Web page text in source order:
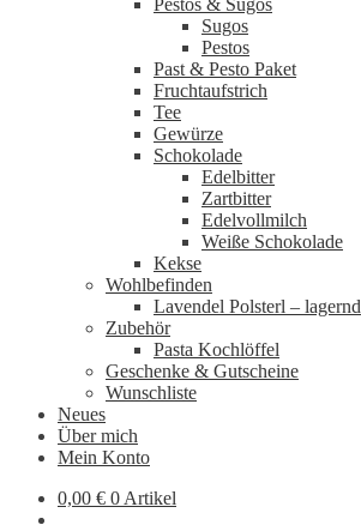
Pestos & Sugos
Sugos
Pestos
Past & Pesto Paket
Fruchtaufstrich
Tee
Gewürze
Schokolade
Edelbitter
Zartbitter
Edelvollmilch
Weiße Schokolade
Kekse
Wohlbefinden
Lavendel Polsterl – lagernd
Zubehör
Pasta Kochlöffel
Geschenke & Gutscheine
Wunschliste
Neues
Über mich
Mein Konto
0,00 € 0 Artikel